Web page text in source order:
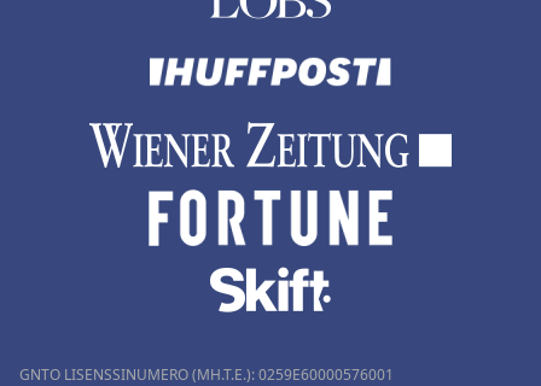
GNTO LISENSSINUMERO (MH.T.E.): 0259Ε60000576001